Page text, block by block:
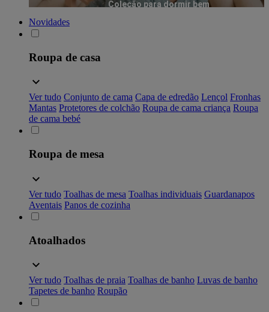
Coleção para dormir bem
Novidades
Roupa de casa
Ver tudo Conjunto de cama Capa de edredão Lençol Fronhas
Mantas Protetores de colchão Roupa de cama criança Roupa
de cama bebé
Roupa de mesa
Ver tudo Toalhas de mesa Toalhas individuais Guardanapos
Aventais Panos de cozinha
Atoalhados
Ver tudo Toalhas de praia Toalhas de banho Luvas de banho
Tapetes de banho Roupão